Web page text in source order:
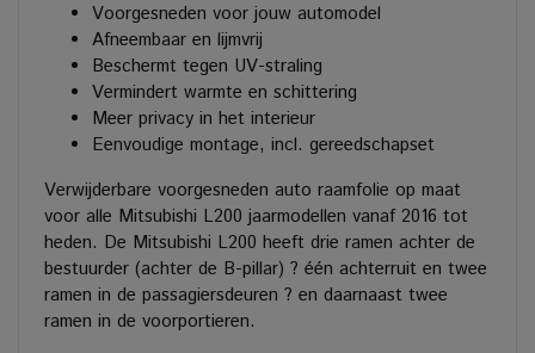
Voorgesneden voor jouw automodel
Afneembaar en lijmvrij
Beschermt tegen UV-straling
Vermindert warmte en schittering
Meer privacy in het interieur
Eenvoudige montage, incl. gereedschapset
Verwijderbare voorgesneden auto raamfolie op maat
voor alle Mitsubishi L200 jaarmodellen vanaf 2016 tot
heden. De Mitsubishi L200 heeft drie ramen achter de
bestuurder (achter de B-pillar) ? één achterruit en twee
ramen in de passagiersdeuren ? en daarnaast twee
ramen in de voorportieren.